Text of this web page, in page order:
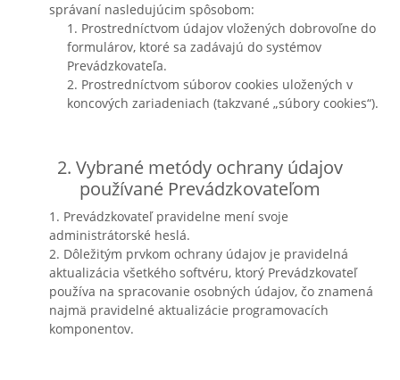
správaní nasledujúcim spôsobom:
1. Prostredníctvom údajov vložených dobrovoľne do
formulárov, ktoré sa zadávajú do systémov
Prevádzkovateľa.
2. Prostredníctvom súborov cookies uložených v
koncových zariadeniach (takzvané „súbory cookies“).
2. Vybrané metódy ochrany údajov
používané Prevádzkovateľom
1. Prevádzkovateľ pravidelne mení svoje
administrátorské heslá.
2. Dôležitým prvkom ochrany údajov je pravidelná
aktualizácia všetkého softvéru, ktorý Prevádzkovateľ
používa na spracovanie osobných údajov, čo znamená
najmä pravidelné aktualizácie programovacích
komponentov.